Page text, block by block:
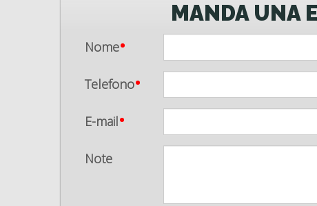
MANDA UNA
Nome·
Telefono·
E-mail·
Note